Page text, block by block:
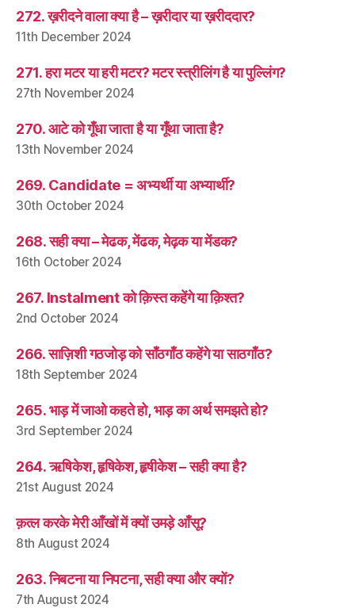
272. ख़रीदने वाला क्या है – ख़रीदार या ख़रीददार?
11th December 2024
271. हरा मटर या हरी मटर? मटर स्त्रीलिंग है या पुल्लिंग?
27th November 2024
270. आटे को गूँधा जाता है या गूँथा जाता है?
13th November 2024
269. Candidate = अभ्यर्थी या अभ्यार्थी?
30th October 2024
268. सही क्या – मेढक, मेंढक, मेढ़क या मेंडक?
16th October 2024
267. Instalment को क़िस्त कहेंगे या क़िश्त?
2nd October 2024
266. साज़िशी गठजोड़ को साँठगाँठ कहेंगे या साठगाँठ?
18th September 2024
265. भाड़ में जाओ कहते हो, भाड़ का अर्थ समझते हो?
3rd September 2024
264. ऋषिकेश, हृषिकेश, हृषीकेश – सही क्या है?
21st August 2024
क़त्ल करके मेरी आँखों में क्यों उमड़े आँसू?
8th August 2024
263. निबटना या निपटना, सही क्या और क्यों?
7th August 2024